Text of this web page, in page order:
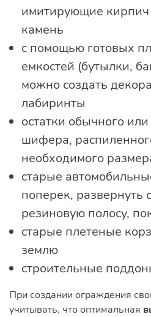
имитирующие
камень
с помощью готовых
емкостей (бутылки,
можно создать
лабиринты
остатки обычного
шифера,
необходимого
старые
поперек, развернуть
резиновую полосу,
старые плетеные
землю
строительные
При создании ограждения
учитывать, что оптимальная